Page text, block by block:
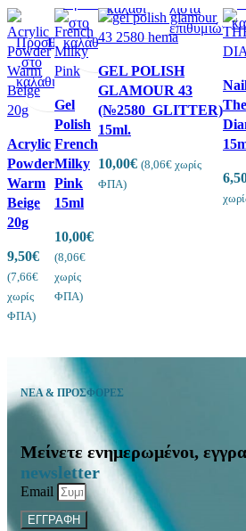
Προσθήκη
στο
καλάθι
Προεπισκόπηση
Πρόσθήκη
στην
λίστα
επιθυμιών
Acrylic
Powder
Warm
Beige
20g
9,50€
(7,66€
χωρίς
ΦΠΑ)
στο
καλάθι
στην
λίστα
Gel
Polish
French
Milky
Pink
15ml
10,00€
(8,06€
χωρίς
ΦΠΑ)
καλάθι
λίστα
επιθυμιών
GEL POLISH
GLAMOUR 43
(№2580_GLITTER)
15ml.
10,00€ (8,06€ χωρίς
ΦΠΑ)
ΝΕΑ & ΠΡΟΣΦΟΡΕΣ
Μείνετε ενημερωμένοι,
newsletter
Email
ΕΓΓΡΑΦΗ